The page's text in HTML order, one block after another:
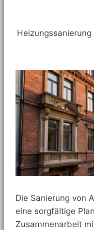
Heizungssanierung
Die Sanierung von
eine sorgfältige
Zusammenarbeit